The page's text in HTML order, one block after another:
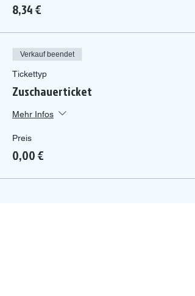
8,34 €
Verkauf beendet
Tickettyp
Zuschauerticket
Mehr Infos
Preis
0,00 €